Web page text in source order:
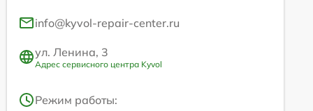
info@kyvol-repair-center.ru
ул. Ленина, 3
Адрес сервисного центра Kyvol
Режим работы: